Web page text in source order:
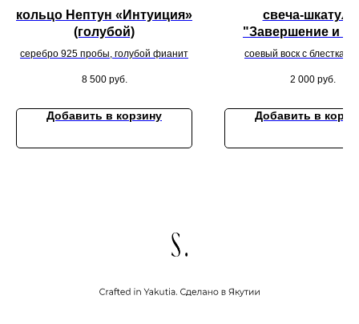
кольцо Нептун «Интуиция»
(голубой)
серебро 925 пробы, голубой фианит
8 500 руб.
Добавить в корзину
свеча-
"Завершение и
начало"
соевый воск с
2 000 руб.
Добавить в